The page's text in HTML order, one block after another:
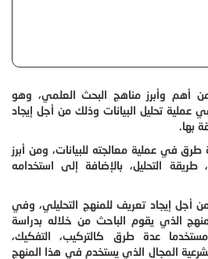
من أهم وأبرز مناهج البحث العلمي، وهو
عملية تحليل البيانات وذلك من أجل إيجاد
بها.
طرق في عملية معالجته للبيانات، ومن أبرز
التحليل، بالإضافة إلى استخدامه
أجل إيجاد تعريف للمنهج التحليلي، وفي
الذي يقوم الباحث من خلاله بدراسة
عدة طرق كالتركيب، التفكيك،
المجال الذي يستخدم في هذا المنهج